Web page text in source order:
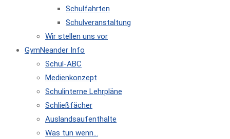
Schulfahrten
Schulveranstaltung
Wir stellen uns vor
GymNeander Info
Schul-ABC
Medienkonzept
Schulinterne Lehrpläne
Schließfächer
Auslandsaufenthalte
Was tun wenn…